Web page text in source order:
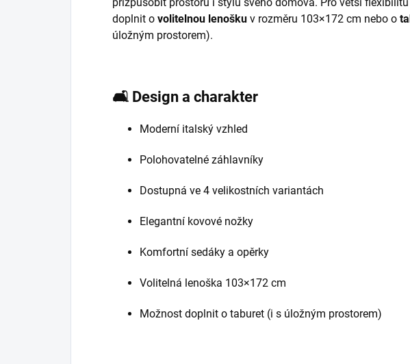
přizpůsobit prostoru i stylu svého domova. Pro větší
doplnit o volitelnou lenošku v rozměru 103×172 cm nebo o
úložným prostorem).
🛋️ Design a charakter
Moderní italský vzhled
Polohovatelné záhlavníky
Dostupná ve 4 velikostních variantách
Elegantní kovové nožky
Komfortní sedáky a opěrky
Volitelná lenoška 103×172 cm
Možnost doplnit o taburet (i s úložným prostorem)